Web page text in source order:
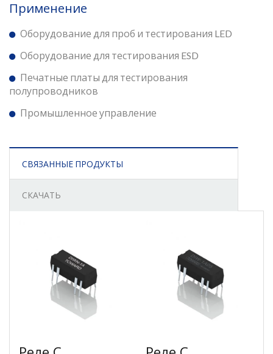
Применение
Оборудование для проб и тестирования LED
Оборудование для тестирования ESD
Печатные платы для тестирования
полупроводников
Промышленное управление
СВЯЗАННЫЕ ПРОДУКТЫ
СКАЧАТЬ